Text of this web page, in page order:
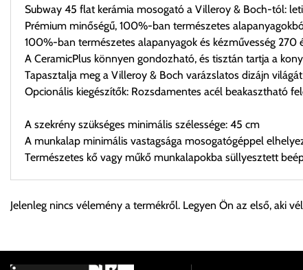
Subway 45 flat kerámia mosogató a Villeroy & Boch-tól:
Prémium minőségű, 100%-ban természetes
100%-ban természetes alapanyagok és kézművesség 270
A CeramicPlus könnyen gondozható, és tisztán tartja a
Tapasztalja meg a Villeroy & Boch varázslatos dizájn világát
Opcionális kiegészítők: Rozsdamentes acél beakasztható
A szekrény szükséges minimális szélessége: 45 cm
A munkalap minimális vastagsága mosogatógéppel
Természetes kő vagy műkő munkalapokba süllyesztett
Személyes átvétel:
Önnek lehetősége van rendelését a beérkezést követően
Cím:1133 Budapest, Váci út 100.
Jelenleg nincs vélemény a termékről. Legyen Ön az első, aki